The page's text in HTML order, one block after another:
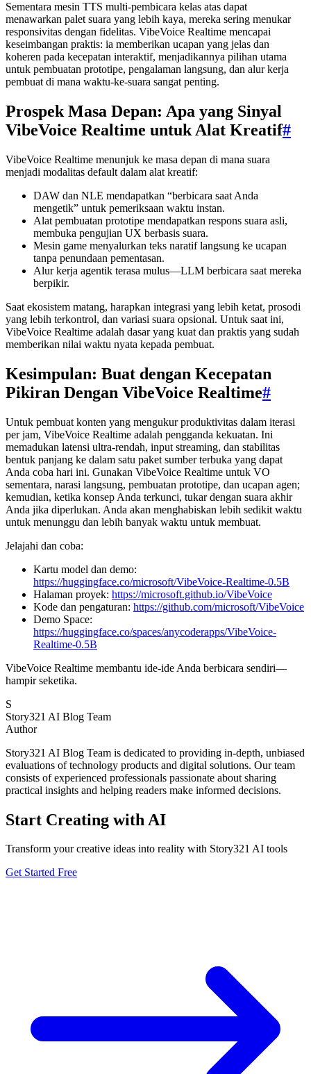
Sementara mesin TTS multi-pembicara kelas atas dapat
menawarkan palet suara yang lebih kaya, mereka sering menukar
responsivitas dengan fidelitas. VibeVoice Realtime mencapai
keseimbangan praktis: ia memberikan ucapan yang jelas dan
koheren pada kecepatan interaktif, menjadikannya pilihan utama
untuk pembuatan prototipe, pengalaman langsung, dan alur kerja
pembuat di mana waktu-ke-suara sangat penting.
Prospek Masa Depan: Apa yang Sinyal
VibeVoice Realtime untuk Alat Kreatif#
VibeVoice Realtime menunjuk ke masa depan di mana suara
menjadi modalitas default dalam alat kreatif:
DAW dan NLE mendapatkan “berbicara saat Anda
mengetik” untuk pemeriksaan waktu instan.
Alat pembuatan prototipe mendapatkan respons suara asli,
membuka pengujian UX berbasis suara.
Mesin game menyalurkan teks naratif langsung ke ucapan
tanpa penundaan pementasan.
Alur kerja agentik terasa mulus—LLM berbicara saat mereka
berpikir.
Saat ekosistem matang, harapkan integrasi yang lebih ketat, prosodi
yang lebih terkontrol, dan variasi suara opsional. Untuk saat ini,
VibeVoice Realtime adalah dasar yang kuat dan praktis yang sudah
memberikan nilai waktu nyata kepada pembuat.
Kesimpulan: Buat dengan Kecepatan
Pikiran Dengan VibeVoice Realtime#
Untuk pembuat konten yang mengukur produktivitas dalam iterasi
per jam, VibeVoice Realtime adalah pengganda kekuatan. Ini
memadukan latensi ultra-rendah, input streaming, dan stabilitas
bentuk panjang ke dalam satu paket sumber terbuka yang dapat
Anda coba hari ini. Gunakan VibeVoice Realtime untuk VO
sementara, narasi langsung, pembuatan prototipe, dan ucapan agen;
kemudian, ketika konsep Anda terkunci, tukar dengan suara akhir
Anda jika diperlukan. Anda akan menghabiskan lebih sedikit waktu
untuk menunggu dan lebih banyak waktu untuk membuat.
Jelajahi dan coba:
Kartu model dan demo:
https://huggingface.co/microsoft/VibeVoice-Realtime-0.5B
Halaman proyek: https://microsoft.github.io/VibeVoice
Kode dan pengaturan: https://github.com/microsoft/VibeVoice
Demo Space:
https://huggingface.co/spaces/anycoderapps/VibeVoice-
Realtime-0.5B
VibeVoice Realtime membantu ide-ide Anda berbicara sendiri—
hampir seketika.
S
Story321 AI Blog Team
Author
Story321 AI Blog Team is dedicated to providing in-depth, unbiased
evaluations of technology products and digital solutions. Our team
consists of experienced professionals passionate about sharing
practical insights and helping readers make informed decisions.
Start Creating with AI
Transform your creative ideas into reality with Story321 AI tools
Get Started Free